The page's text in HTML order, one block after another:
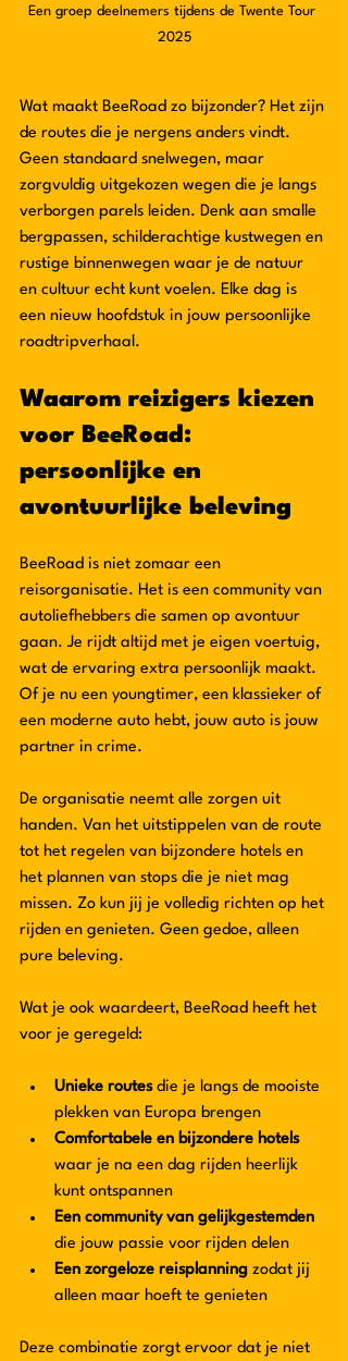
Een groep deelnemers tijdens de Twente Tour
2025
Wat maakt BeeRoad zo bijzonder? Het zijn
de routes die je nergens anders vindt.
Geen standaard snelwegen, maar
zorgvuldig uitgekozen wegen die je langs
verborgen parels leiden. Denk aan smalle
bergpassen, schilderachtige kustwegen en
rustige binnenwegen waar je de natuur
en cultuur echt kunt voelen. Elke dag is
een nieuw hoofdstuk in jouw persoonlijke
roadtripverhaal.
Waarom reizigers kiezen
voor BeeRoad:
persoonlijke en
avontuurlijke beleving
BeeRoad is niet zomaar een
reisorganisatie. Het is een community van
autoliefhebbers die samen op avontuur
gaan. Je rijdt altijd met je eigen voertuig,
wat de ervaring extra persoonlijk maakt.
Of je nu een youngtimer, een klassieker of
een moderne auto hebt, jouw auto is jouw
partner in crime.
De organisatie neemt alle zorgen uit
handen. Van het uitstippelen van de route
tot het regelen van bijzondere hotels en
het plannen van stops die je niet mag
missen. Zo kun jij je volledig richten op het
rijden en genieten. Geen gedoe, alleen
pure beleving.
Wat je ook waardeert, BeeRoad heeft het
voor je geregeld:
Unieke routes die je langs de mooiste
plekken van Europa brengen
Comfortabele en bijzondere hotels
waar je na een dag rijden heerlijk
kunt ontspannen
Een community van gelijkgestemden
die jouw passie voor rijden delen
Een zorgeloze reisplanning zodat jij
alleen maar hoeft te genieten
Deze combinatie zorgt ervoor dat je niet